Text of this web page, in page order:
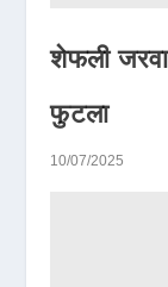
शेफली
फुटला
10/07/2025